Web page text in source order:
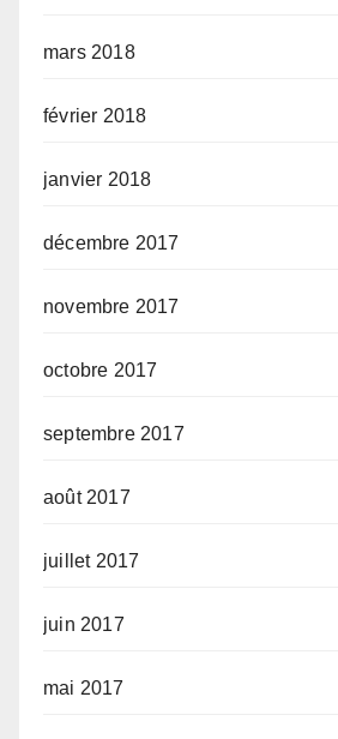
mars 2018
février 2018
janvier 2018
décembre 2017
novembre 2017
octobre 2017
septembre 2017
août 2017
juillet 2017
juin 2017
mai 2017